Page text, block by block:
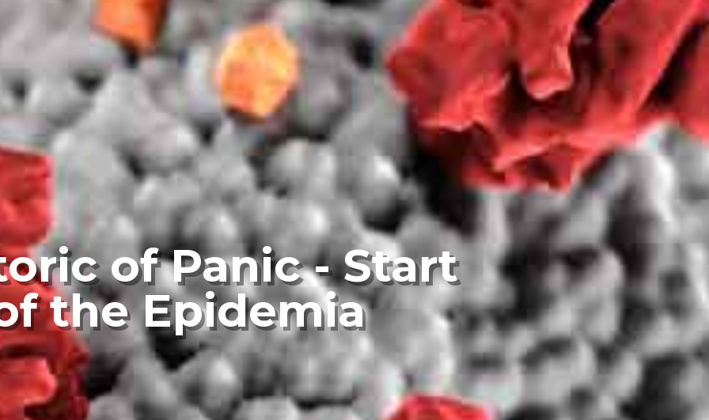
of Panic - Start
the Epidemia